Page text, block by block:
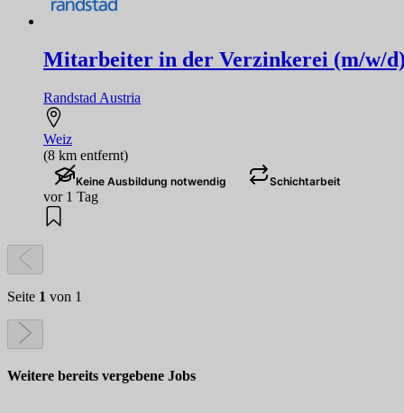
Mitarbeiter in der Verzinkerei (m/w/
Randstad Austria
Weiz
(8 km entfernt)
Keine Ausbildung notwendig Schichtarbeit
vor 1 Tag
Seite 1 von 1
Weitere bereits vergebene Jobs